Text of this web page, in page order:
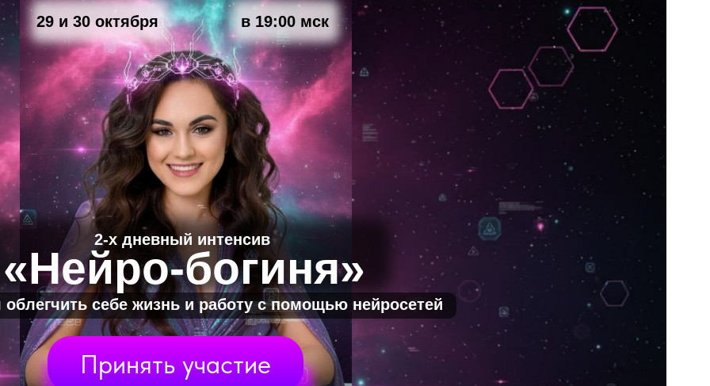
Принять участие
облегчить себе жизнь и работу с помощью нейросетей
29 и 30 октября в 19:00 мск
2-х дневный интенсив
«Нейро-богиня»